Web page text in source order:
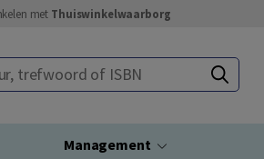
met Thuiswinkelwaarborg
of ISBN
Management